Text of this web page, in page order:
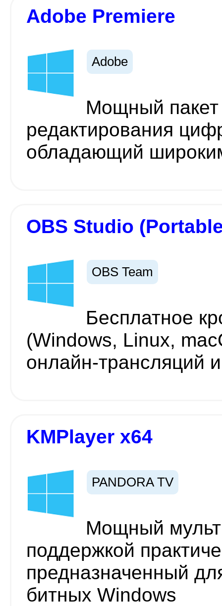
Adobe Premiere
Adobe
Мощный
редактирования
обладающий
OBS Studio
OBS Team
Бесплатное
(Windows, Linux,
онлайн-трансляций
KMPlayer x64
PANDORA TV
Мощный
поддержкой
предназначенный
битных Windows